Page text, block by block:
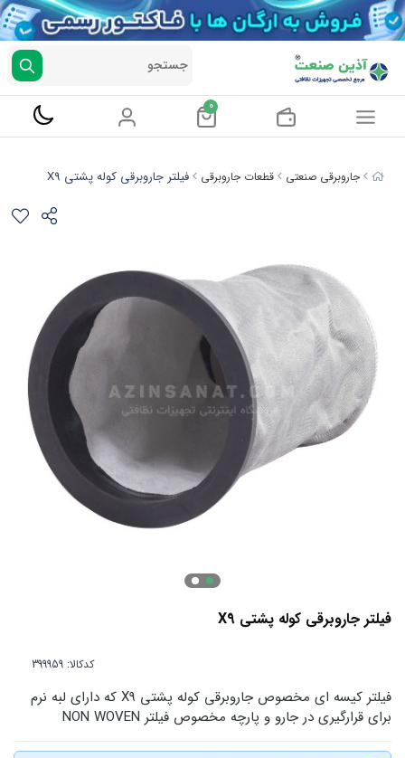
جاروبرقی صنعتی قطعات جاروبرقی فیلتر جاروبرقی کوله پشتی X9
کدکالا:
فیلتر جاروبرقی کوله پشتی X9
فیلتر کیسه ای مخصوص جاروبرقی کوله پشتی X9 که دارای لبه نرم
برای قرارگیری در جارو و پارچه مخصوص فیلتر NON WOVEN
جستجو
0